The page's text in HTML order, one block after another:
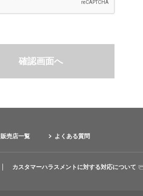
販売店一覧 よくある質問
カスタマーハラスメントに対する対応について